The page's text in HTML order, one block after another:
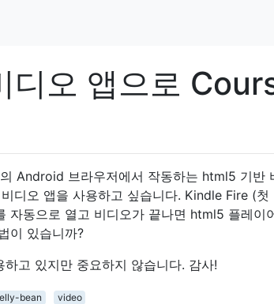
오 앱으로
Android 브라우저에서 작동하는 html5 기반
디오 앱을 사용하고 싶습니다. Kindle Fire (
자동으로 열고 비디오가 끝나면 html5 플레이
이 있습니까?
고 있지만 중요하지 않습니다. 감사!
bean video